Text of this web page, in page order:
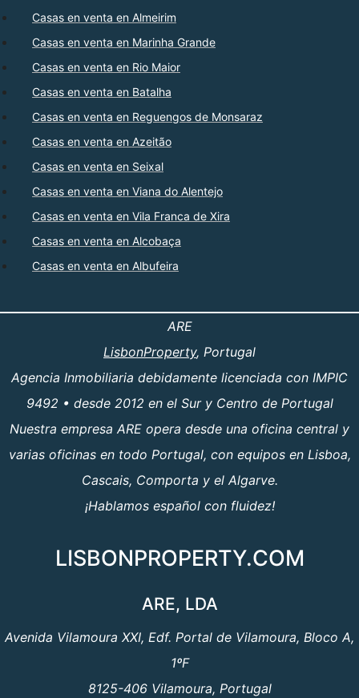
Casas en venta en Almeirim
Casas en venta en Marinha Grande
Casas en venta en Rio Maior
Casas en venta en Batalha
Casas en venta en Reguengos de Monsaraz
Casas en venta en Azeitão
Casas en venta en Seixal
Casas en venta en Viana do Alentejo
Casas en venta en Vila Franca de Xira
Casas en venta en Alcobaça
Casas en venta en Albufeira
ARE
LisbonProperty, Portugal
Agencia Inmobiliaria debidamente licenciada con IMPIC
9492 • desde 2012 en el Sur y Centro de Portugal
Nuestra empresa ARE opera desde una oficina central y
varias oficinas en todo Portugal, con equipos en Lisboa,
Cascais, Comporta y el Algarve.
¡Hablamos español con fluidez!
LISBONPROPERTY.COM
ARE, LDA
Avenida Vilamoura XXI, Edf. Portal de Vilamoura, Bloco A,
1ºF
8125-406 Vilamoura, Portugal